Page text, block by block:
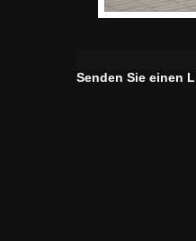
Senden Sie einen